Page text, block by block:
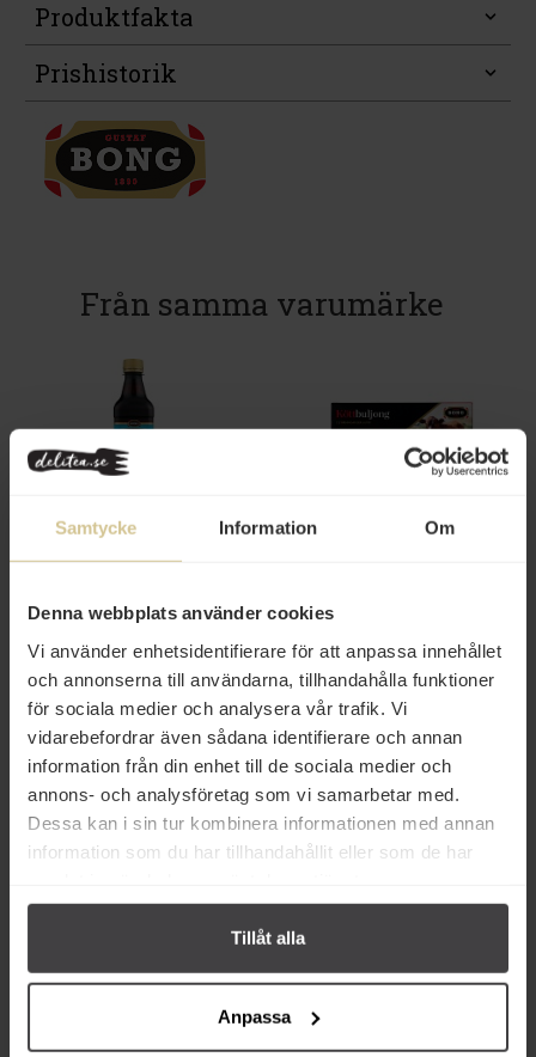
Samtycke Information Om
Denna webbplats använder cookies
Vi använder enhetsidentifierare för att anpassa innehållet
och annonserna till användarna, tillhandahålla funktioner
för sociala medier och analysera vår trafik. Vi
vidarebefordrar även sådana identifierare och annan
information från din enhet till de sociala medier och
annons- och analysföretag som vi samarbetar med.
Dessa kan i sin tur kombinera informationen med annan
information som du har tillhandahållit eller som de har
Tillåt alla
Anpassa
Produktfakta
Prishistorik
Från samma varumärke
Relaterade varor
122 kr